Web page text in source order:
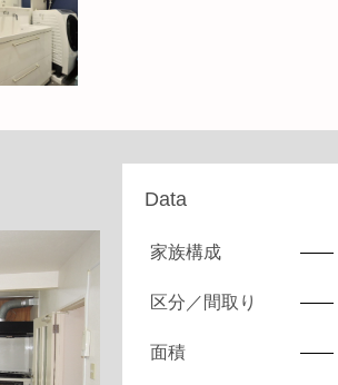
Data
家族構成
区分／間取り
面積